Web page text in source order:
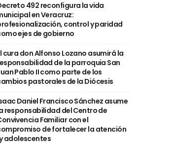
492 reconfigura la vida
en Veracruz:
control y paridad
ejes de gobierno
cura don Alfonso Lozano asumirá la
de la parroquia San
Pablo II como parte de los
pastorales de la Diócesis
Daniel Francisco Sánchez asume
responsabilidad del Centro de
Familiar con el
de fortalecer la atención
adolescentes